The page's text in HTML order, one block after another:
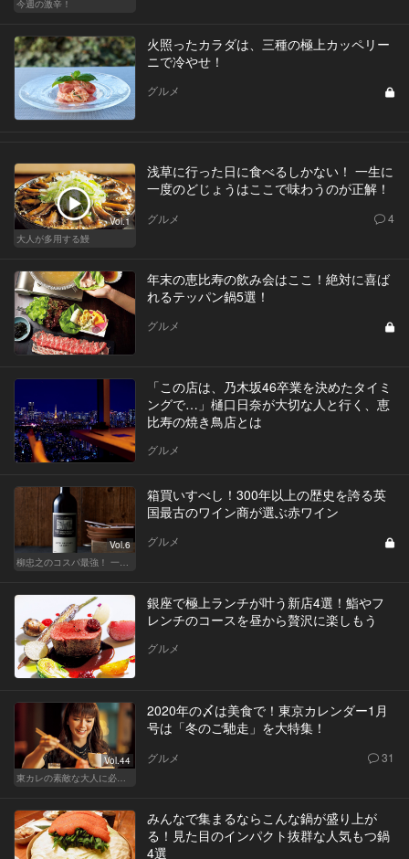
今週の激辛！
火照ったカラダは、三種の極上カッペリー
ニで冷やせ！
グルメ
Vol.1
大人が多用する鰻
浅草に行った日に食べるしかない！ 一生に
一度のどじょうはここで味わうのが正解！
グルメ 4
年末の恵比寿の飲み会はここ！絶対に喜ば
れるテッパン鍋5選！
グルメ
「この店は、乃木坂46卒業を決めたタイミ
ングで…」樋口日奈が大切な人と行く、恵
比寿の焼き鳥店とは
グルメ
Vol.6
箱買いすべし！300年以上の歴史を誇る英
国最古のワイン商が選ぶ赤ワイン
グルメ
銀座で極上ランチが叶う新店4選！鮨やフ
レンチのコースを昼から贅沢に楽しもう
グルメ
Vol.44
2020年の〆は美食で！東京カレンダー1月
号は「冬のご馳走」を大特集！
グルメ 31
みんなで集まるならこんな鍋が盛り上が
る！見た目のインパクト抜群な人気もつ鍋
4選